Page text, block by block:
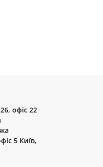
офіс 22
5 Київ,